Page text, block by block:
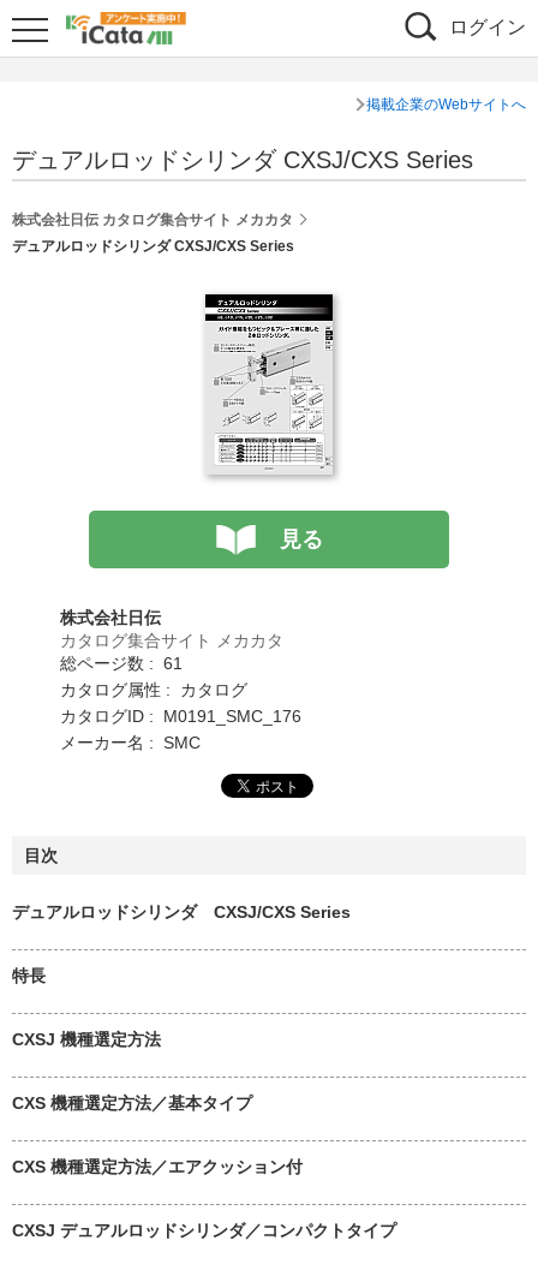
ログイン
掲載企業のWebサイトへ
デュアルロッドシリンダ CXSJ/CXS Series
株式会社日伝 カタログ集合サイト メカカタ
デュアルロッドシリンダ CXSJ/CXS Series
見る
株式会社日伝
カタログ集合サイト メカカタ
総ページ数 : 61
カタログ属性 : カタログ
カタログID : M0191_SMC_176
メーカー名 : SMC
目次
デュアルロッドシリンダ CXSJ/CXS Series
特長
CXSJ 機種選定方法
CXS 機種選定方法／基本タイプ
CXS 機種選定方法／エアクッション付
CXSJ デュアルロッドシリンダ／コンパクトタイプ